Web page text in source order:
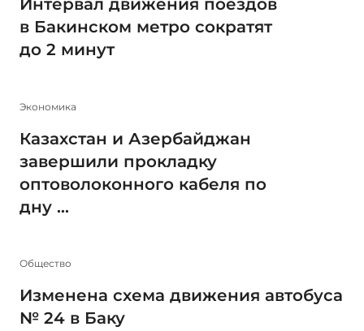
Интервал движения поездов
в Бакинском метро сократят
до 2 минут
Экономика
Казахстан и Азербайджан
завершили прокладку
оптоволоконного кабеля по
дну ...
Общество
Изменена схема движения автобуса
№ 24 в Баку